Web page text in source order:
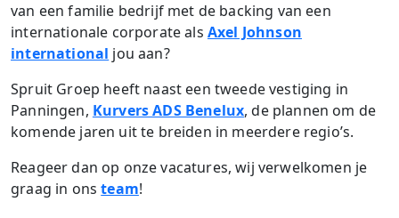
van een familie bedrijf met de backing van een
internationale corporate als Axel Johnson
international jou aan?
Spruit Groep heeft naast een tweede vestiging in
Panningen, Kurvers ADS Benelux, de plannen om de
komende jaren uit te breiden in meerdere regio’s.
Reageer dan op onze vacatures, wij verwelkomen je
graag in onsteam!